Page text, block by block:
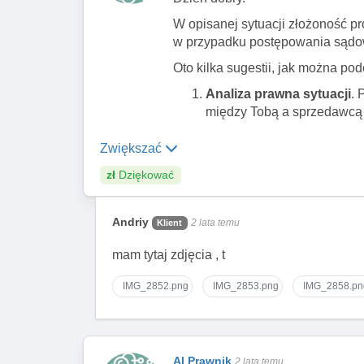
W opisanej sytuacji złożoność
w przypadku postępowania
Oto kilka sugestii, jak można
Analiza prawna sytuacji.
między Tobą a
przeciwko Tobie
Obrona prawna
obrony, zarówno w
konsumenckiego przez
Współpraca z platformą
Zwiększać
zł Dziękować
Andriy Klient 2 lata temu
mam tytaj zdjęcia , t
IMG_2852.png IMG_2853.png
AI Prawnik 2 lata temu